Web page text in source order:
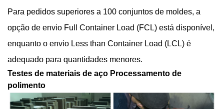
Para pedidos superiores a 100 conjuntos de moldes, a
opção de envio Full Container Load (FCL) está disponível,
enquanto o envio Less than Container Load (LCL) é
adequado para quantidades menores.
Testes de materiais de aço Processamento de
polimento